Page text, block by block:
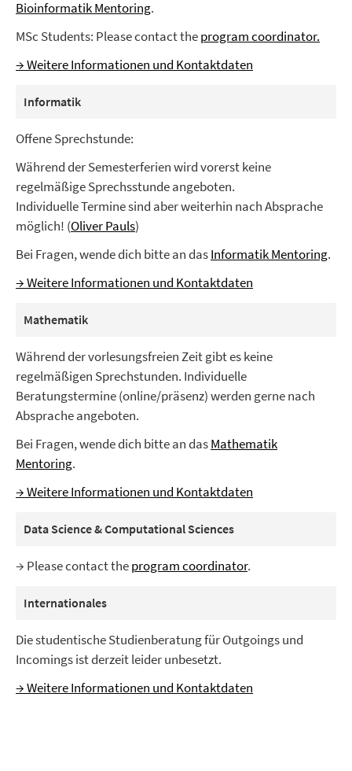
Bioinformatik Mentoring.
MSc Students: Please contact theprogram coordinator.
→ Weitere Informationen und Kontaktdaten
Informatik
Offene Sprechstunde:
Während der Semesterferien wird vorerst keine
regelmäßige Sprechsstunde angeboten.
Individuelle Termine sind aber weiterhin nach Absprache
möglich! (Oliver Pauls)
Bei Fragen, wende dich bitte an dasInformatik Mentoring.
→ Weitere Informationen und Kontaktdaten
Mathematik
Während der vorlesungsfreien Zeit gibt es keine
regelmäßigen Sprechstunden. Individuelle
Beratungstermine (online/präsenz) werden gerne nach
Absprache angeboten.
Bei Fragen, wende dich bitte an dasMathematik
Mentoring.
→ Weitere Informationen und Kontaktdaten
Data Science & Computational Sciences
→ Please contact theprogram coordinator.
Internationales
Die studentische Studienberatung für Outgoings und
Incomings ist derzeit leider unbesetzt.
→ Weitere Informationen und Kontaktdaten